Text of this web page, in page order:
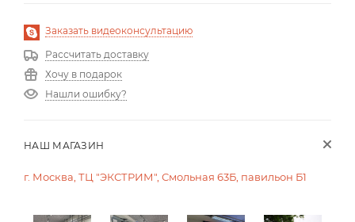
Заказать видеоконсультацию
Рассчитать доставку
Хочу в подарок
Нашли ошибку?
НАШ МАГАЗИН
г. Москва, ТЦ "ЭКСТРИМ", Смольная 63Б, павильон Б1